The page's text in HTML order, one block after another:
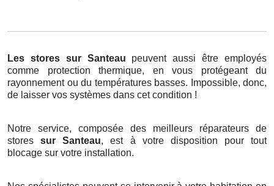
Les stores sur Santeau peuvent aussi être employés
comme protection thermique, en vous protégeant du
rayonnement ou du températures basses. Impossible, donc,
de laisser vos systèmes dans cet condition !
Notre service, composée des meilleurs réparateurs de
storessur Santeau, est à votre disposition pour tout
blocage sur votre installation.